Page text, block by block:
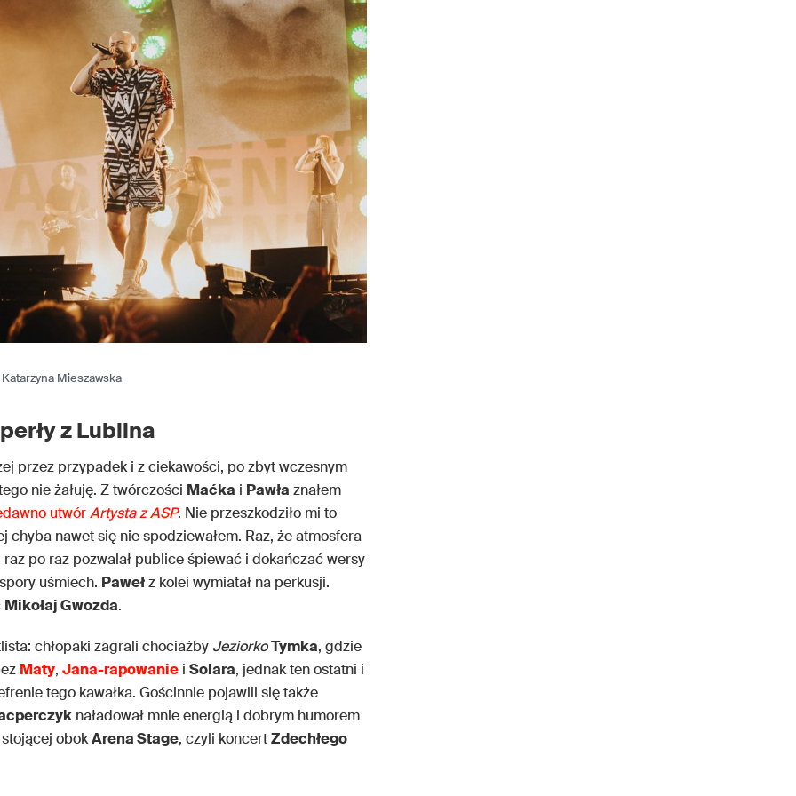
Mieszawska
z Lublina
przez przypadek i z ciekawości, po zbyt wczesnym
nie żałuję. Z twórczości Maćka i Pawła znałem
utwórArtysta z ASP. Nie przeszkodziło mi to
nawet się nie spodziewałem. Raz, że atmosfera
raz po raz pozwalał publice śpiewać i dokańczać wersy
uśmiech. Pawełz kolei wymiatał na perkusji.
Mikołaj Gwozda.
chłopaki zagrali chociażby JeziorkoTymka, gdzie
Maty, Jana-rapowanie i Solara, jednak ten ostatni i
tego kawałka. Gościnnie pojawili się także
naładował mnie energią i dobrym humorem
obokArena Stage, czyli koncertZdechłego